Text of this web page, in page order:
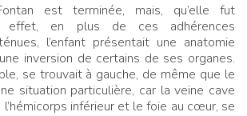
est terminée, mais, qu’elle fut
en plus de ces adhérences
l’enfant présentait une anatomie
inversion de certains de ses organes.
se trouvait à gauche, de même que le
situation particulière, car la veine cave
l’hémicorps inférieur et le foie au cœur, se